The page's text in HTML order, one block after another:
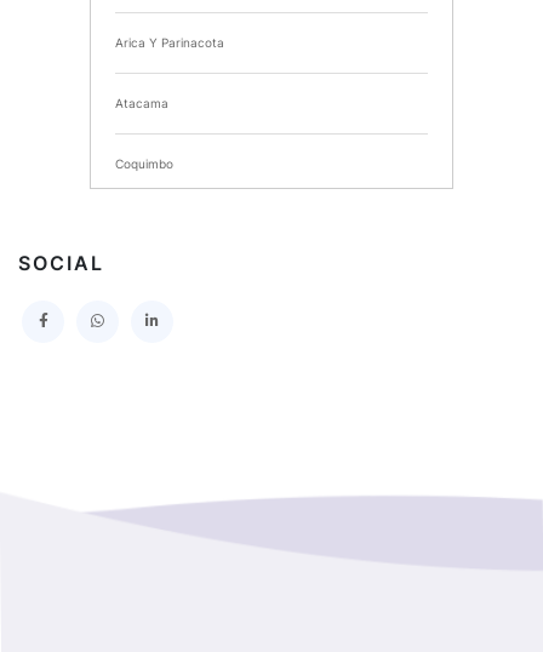
INSTITUTO NACIONAL DE DEPORTES DE CHILE
SERVICIO DE SALUD DEL MAULE HOSPITAL DE
TALCA
I MUNICIPALIDAD DE PROVIDENCIA
SERVICIO DE SALUD TALCAHUANO HOSPITAL DE
GOBERNACION PROVINCIAL DE TALCA
Arica Y Parinacota
Atacama
Coquimbo
SOCIAL